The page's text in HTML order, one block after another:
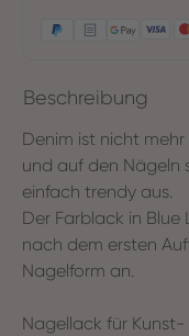
Beschreibung
Denim ist nicht
und auf den Nägeln
einfach trendy aus.
Der Farblack in
nach dem ersten
Nagelform an.
Nagellack für